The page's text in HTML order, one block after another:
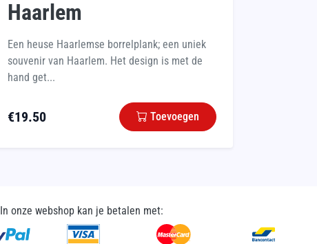
Haarlem
Een heuse Haarlemse borrelplank; een uniek
souvenir van Haarlem. Het design is met de
hand get...
€19.50 Toevoegen
In onze webshop kan je betalen met: